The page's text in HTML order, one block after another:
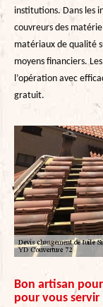
institutions. Dans les
couvreurs des
matériaux de qualité
moyens financiers.
l’opération avec
gratuit.
Bon artisan
pour vous servir